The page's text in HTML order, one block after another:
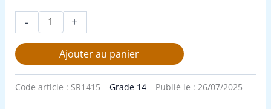
- +
Ajouter au panier
Code article : SR1415 Grade 14 Publié le : 26/07/2025